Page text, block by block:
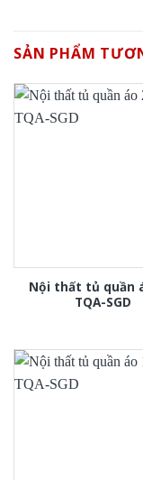
SẢN PHẨM
Nội thất tủ quần
TQA-SGD